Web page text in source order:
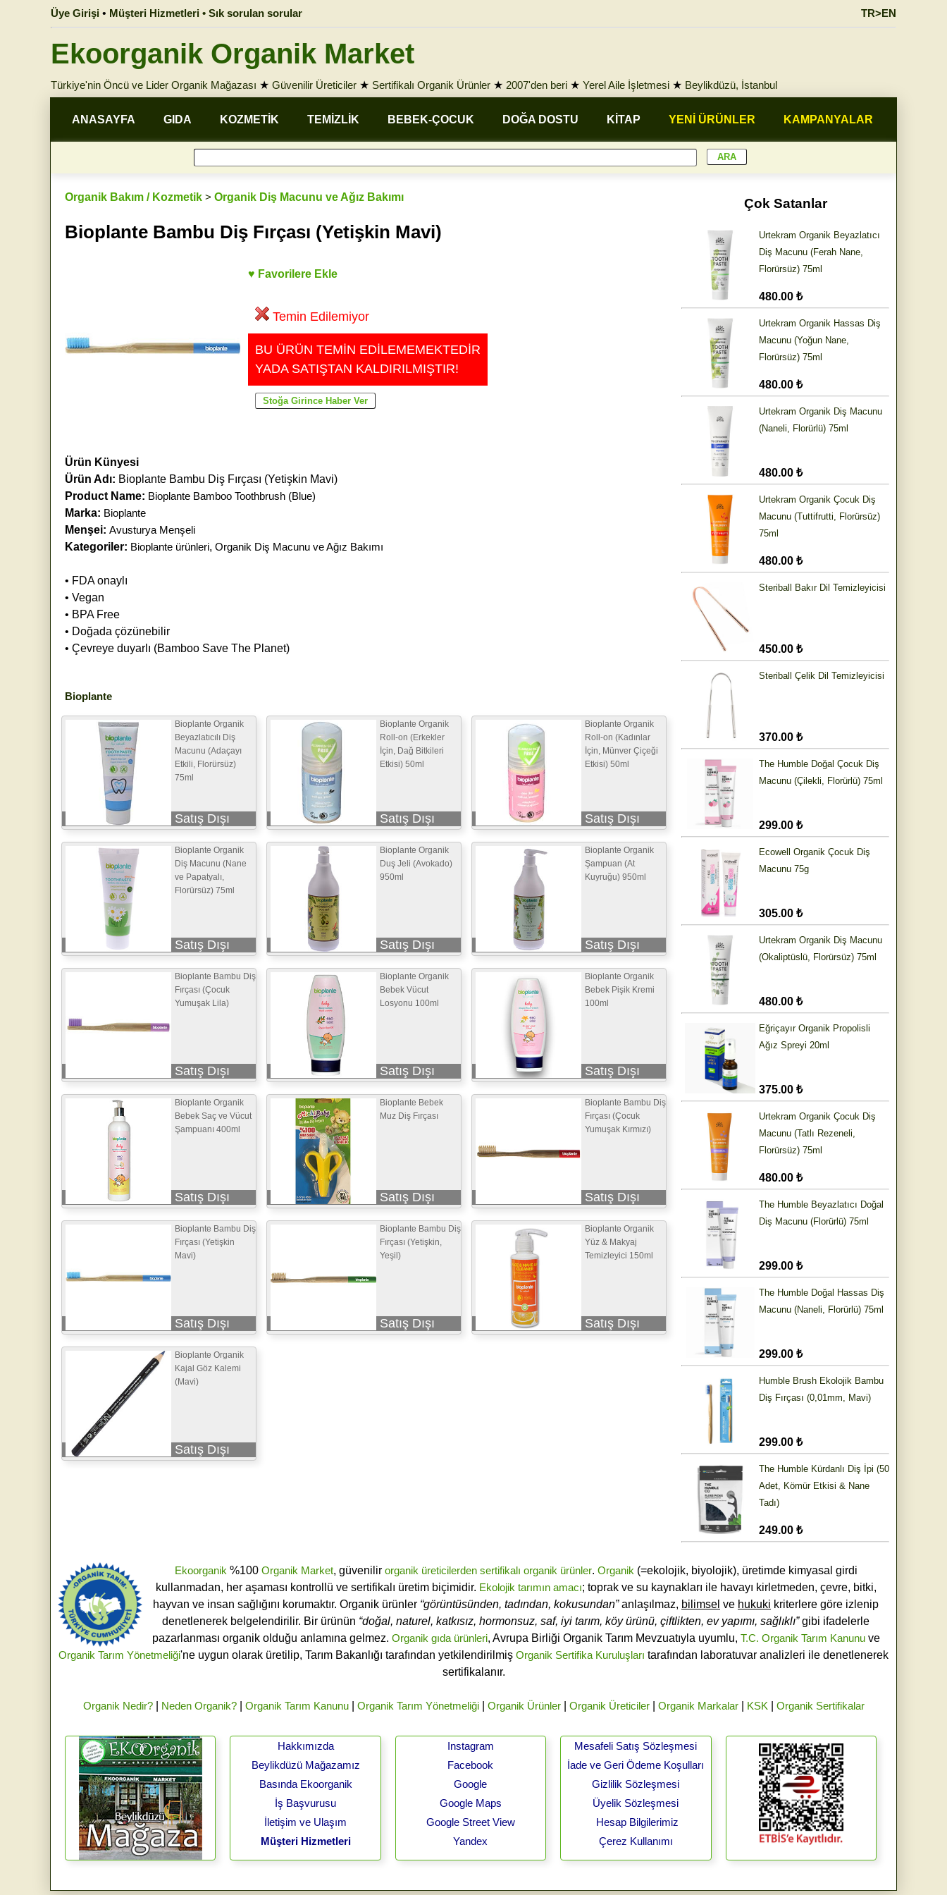
Üye Girişi • Müşteri Hizmetleri • Sık sorulan sorular TR>EN
Ekoorganik Organik Market
Türkiye'nin Öncü ve Lider Organik Mağazası ★ Güvenilir Üreticiler ★ Sertifikalı Organik Ürünler ★ 2007'den beri ★ Yerel Aile İşletmesi ★ Beylikdüzü, İstanbul
ANASAYFA GIDA KOZMETİK TEMİZLİK BEBEK-ÇOCUK DOĞA DOSTU KİTAP YENİ ÜRÜNLER KAMPANYALAR
Organik Bakım / Kozmetik > Organik Diş Macunu ve Ağız Bakımı
Bioplante Bambu Diş Fırçası (Yetişkin Mavi)
♥ Favorilere Ekle
Temin Edilemiyor
BU ÜRÜN TEMİN EDİLEMEMEKTEDİR
YADA SATIŞTAN KALDIRILMIŞTIR!
Ürün Künyesi
Ürün Adı: Bioplante Bambu Diş Fırçası (Yetişkin Mavi)
Product Name: Bioplante Bamboo Toothbrush (Blue)
Marka: Bioplante
Menşei: Avusturya Menşeli
Kategoriler: Bioplante ürünleri, Organik Diş Macunu ve Ağız Bakımı
• FDA onaylı
• Vegan
• BPA Free
• Doğada çözünebilir
• Çevreye duyarlı (Bamboo Save The Planet)
Bioplante
Bioplante Organik
Beyazlatıcılı Diş
Macunu (Adaçayı
Etkili, Florürsüz)
75ml
Satış Dışı
Bioplante Organik
Roll-on (Erkekler
İçin, Dağ Bitkileri
Etkisi) 50ml
Satış Dışı
Bioplante Organik
Roll-on (Kadınlar
İçin, Münver Çiçeği
Etkisi) 50ml
Satış Dışı
Bioplante Organik
Diş Macunu (Nane
ve Papatyalı,
Florürsüz) 75ml
Satış Dışı
Bioplante Organik
Duş Jeli (Avokado)
950ml
Satış Dışı
Bioplante Organik
Şampuan (At
Kuyruğu) 950ml
Satış Dışı
Bioplante Bambu Diş
Fırçası (Çocuk
Yumuşak Lila)
Satış Dışı
Bioplante Organik
Bebek Vücut
Losyonu 100ml
Satış Dışı
Bioplante Organik
Bebek Pişik Kremi
100ml
Satış Dışı
Bioplante Organik
Bebek Saç ve Vücut
Şampuanı 400ml
Satış Dışı
Bioplante Bebek
Muz Diş Fırçası
Satış Dışı
Bioplante Bambu Diş
Fırçası (Çocuk
Yumuşak Kırmızı)
Satış Dışı
Bioplante Bambu Diş
Fırçası (Yetişkin
Mavi)
Satış Dışı
Bioplante Bambu Diş
Fırçası (Yetişkin,
Yeşil)
Satış Dışı
Bioplante Organik
Yüz & Makyaj
Temizleyici 150ml
Satış Dışı
Bioplante Organik
Kajal Göz Kalemi
(Mavi)
Satış Dışı
Çok Satanlar
Urtekram Organik Beyazlatıcı
Diş Macunu (Ferah Nane,
Florürsüz) 75ml
480.00 ₺
Urtekram Organik Hassas Diş
Macunu (Yoğun Nane,
Florürsüz) 75ml
480.00 ₺
Urtekram Organik Diş Macunu
(Naneli, Florürlü) 75ml
480.00 ₺
Urtekram Organik Çocuk Diş
Macunu (Tuttifrutti, Florürsüz)
75ml
480.00 ₺
Steriball Bakır Dil Temizleyicisi
450.00 ₺
Steriball Çelik Dil Temizleyicisi
370.00 ₺
The Humble Doğal Çocuk Diş
Macunu (Çilekli, Florürlü) 75ml
299.00 ₺
Ecowell Organik Çocuk Diş
Macunu 75g
305.00 ₺
Urtekram Organik Diş Macunu
(Okaliptüslü, Florürsüz) 75ml
480.00 ₺
Eğriçayır Organik Propolisli
Ağız Spreyi 20ml
375.00 ₺
Urtekram Organik Çocuk Diş
Macunu (Tatlı Rezeneli,
Florürsüz) 75ml
480.00 ₺
The Humble Beyazlatıcı Doğal
Diş Macunu (Florürlü) 75ml
299.00 ₺
The Humble Doğal Hassas Diş
Macunu (Naneli, Florürlü) 75ml
299.00 ₺
Humble Brush Ekolojik Bambu
Diş Fırçası (0,01mm, Mavi)
299.00 ₺
The Humble Kürdanlı Diş İpi (50
Adet, Kömür Etkisi & Nane
Tadı)
249.00 ₺
Ekoorganik%100 Organik Market, güvenilir organik üreticilerden sertifikalı organik ürünler. Organik(=ekolojik, biyolojik), üretimde kimyasal girdi
kullanmadan, her aşaması kontrollü ve sertifikalı üretim biçimidir. Ekolojik tarımın amacı; toprak ve su kaynakları ile havayı kirletmeden, çevre, bitki,
hayvan ve insan sağlığını korumaktır. Organik ürünler “görüntüsünden, tadından, kokusundan”anlaşılmaz, bilimsel ve hukuki kriterlere göre izlenip
denetlenerek belgelendirilir. Bir ürünün “doğal, naturel, katkısız, hormonsuz, saf, iyi tarım, köy ürünü, çiftlikten, ev yapımı, sağlıklı”gibi ifadelerle
pazarlanması organik olduğu anlamına gelmez. Organik gıda ürünleri, Avrupa Birliği Organik Tarım Mevzuatıyla uyumlu, T.C. Organik Tarım Kanunuve
Organik Tarım Yönetmeliği'ne uygun olarak üretilip, Tarım Bakanlığı tarafından yetkilendirilmiş Organik Sertifika Kuruluşları tarafından laboratuvar analizleri ile denetlenerek
sertifikalanır.
Organik Nedir?| Neden Organik?| Organik Tarım Kanunu| Organik Tarım Yönetmeliği| Organik Ürünler| Organik Üreticiler| Organik Markalar| KSK| Organik Sertifikalar
Hakkımızda
Beylikdüzü Mağazamız
Basında Ekoorganik
İş Başvurusu
İletişim ve Ulaşım
Müşteri Hizmetleri
Instagram
Facebook
Google
Google Maps
Google Street View
Yandex
Mesafeli Satış Sözleşmesi
İade ve Geri Ödeme Koşulları
Gizlilik Sözleşmesi
Üyelik Sözleşmesi
Hesap Bilgilerimiz
Çerez Kullanımı